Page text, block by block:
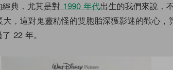
典，尤其是對 1990 年代出生的我們來說，
大，這對鬼靈精怪的雙胞胎深獲影迷的歡心，
22 年。